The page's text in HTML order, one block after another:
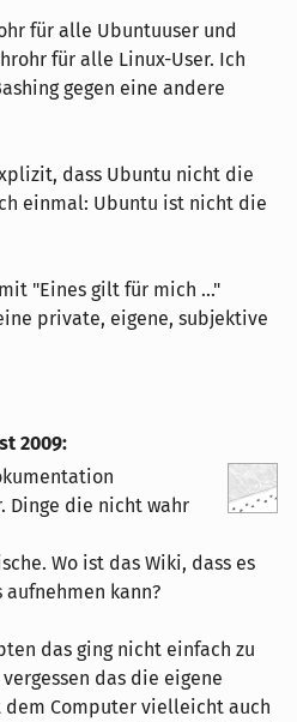
für alle Ubuntuuser und
für alle Linux-User. Ich
gegen eine andere
dass Ubuntu nicht die
einmal: Ubuntu ist nicht die
"Eines gilt für mich ..."
private, eigene, subjektive
2009:
Dinge die nicht wahr
Wo ist das Wiki, dass es
kann?
das ging nicht einfach zu
das die eigene
dem Computer vielleicht auch